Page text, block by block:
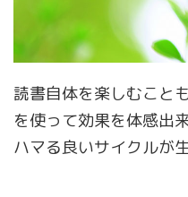
読書自体を楽しむこと
を使って効果を体感出
ハマる良いサイクルが